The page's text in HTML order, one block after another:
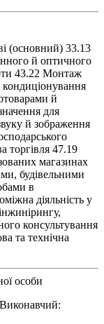
(основний) 33.13
й оптичного
43.22 Монтаж
й
для
й зображення
торгівля 47.19
магазинах
будівельними
в
діяльність у
консультування
та технічна
особи